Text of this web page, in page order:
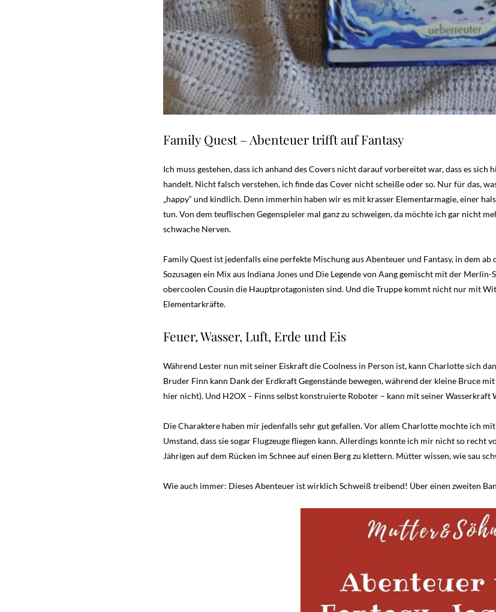
Family Quest – Abenteuer trifft auf Fantasy
Ich muss gestehen, dass ich anhand des Covers nicht darauf vorbereitet war, dass es
handelt. Nicht falsch verstehen, ich finde das Cover nicht scheiße oder so. Nur für das,
„happy“ und kindlich. Denn immerhin haben wir es mit krasser Elementarmagie, einer
tun. Von dem teuflischen Gegenspieler mal ganz zu schweigen, da möchte ich gar nicht
schwache Nerven.
Family Quest ist jedenfalls eine perfekte Mischung aus Abenteuer und Fantasy, in dem
Sozusagen ein Mix aus Indiana Jones und Die Legende von Aang gemischt mit der
obercoolen Cousin die Hauptprotagonisten sind. Und die Truppe kommt nicht nur mit
Elementarkräfte.
Feuer, Wasser, Luft, Erde und Eis
Während Lester nun mit seiner Eiskraft die Coolness in Person ist, kann Charlotte sich
Bruder Finn kann Dank der Erdkraft Gegenstände bewegen, während der kleine Bruce
hier nicht). Und H2OX – Finns selbst konstruierte Roboter – kann mit seiner Wasserkraft
Die Charaktere haben mir jedenfalls sehr gut gefallen. Vor allem Charlotte mochte ich
Umstand, dass sie sogar Flugzeuge fliegen kann. Allerdings konnte ich mir nicht so recht
Jährigen auf dem Rücken im Schnee auf einen Berg zu klettern. Mütter wissen, wie sau
Wie auch immer: Dieses Abenteuer ist wirklich Schweiß treibend! Über einen zweiten